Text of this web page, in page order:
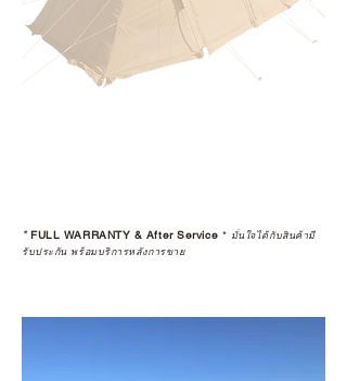
*FULL WARRANTY & After Service * มั่นใจได้กับสินค้ามี
รับประกัน พร้อมบริการหลังการขาย